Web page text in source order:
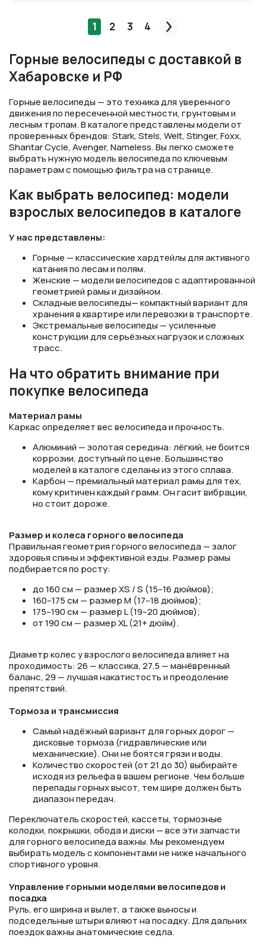
1 2 3 4 След.
Горные велосипеды с доставкой в
Хабаровске и РФ
Горные велосипеды — это техника для уверенного
движения по пересеченной местности, грунтовым и
лесным тропам. В каталоге представлены модели от
проверенных брендов: Stark, Stels, Welt, Stinger, Foxx,
Shantar Cycle, Avenger, Nameless. Вы легко сможете
выбрать нужную модель велосипеда по ключевым
параметрам с помощью фильтра на странице.
Как выбрать велосипед: модели
взрослых велосипедов в каталоге
У нас представлены:
Горные — классические хардтейлы для активного
катания по лесам и полям.
Женские — модели велосипедов с адаптированной
геометрией рамы и дизайном.
Складные велосипеды— компактный вариант для
хранения в квартире или перевозки в транспорте.
Экстремальные велосипеды — усиленные
конструкции для серьёзных нагрузок и сложных
трасс.
На что обратить внимание при
покупке велосипеда
Материал рамы
Каркас определяет вес велосипеда и прочность.
Алюминий — золотая середина: лёгкий, не боится
коррозии, доступный по цене. Большинство
моделей в каталоге сделаны из этого сплава.
Карбон — премиальный материал рамы для тех,
кому критичен каждый грамм. Он гасит вибрации,
но стоит дороже.
Размер и колеса горного велосипеда
Правильная геометрия горного велосипеда — залог
здоровья спины и эффективной езды. Размер рамы
подбирается по росту:
до 160 см — размер XS / S (15–16 дюймов);
160–175 см — размер M (17–18 дюймов);
175–190 см — размер L (19–20 дюймов);
от 190 см — размер XL (21+ дюйм).
Диаметр колес у взрослого велосипеда влияет на
проходимость: 26 — классика, 27.5 — манёвренный
баланс, 29 — лучшая накатистость и преодоление
препятствий.
Тормоза и трансмиссия
Самый надёжный вариант для горных дорог —
дисковые тормоза (гидравлические или
механические). Они не боятся грязи и воды.
Количество скоростей (от 21 до 30) выбирайте
исходя из рельефа в вашем регионе. Чем больше
перепады горных высот, тем шире должен быть
диапазон передач.
Переключатель скоростей, кассеты, тормозные
колодки, покрышки, обода и диски — все эти запчасти
для горного велосипеда важны. Мы рекомендуем
выбирать модель с компонентами не ниже начального
спортивного уровня.
Управление горными моделями велосипедов и
посадка
Руль, его ширина и вылет, а также выносы и
подседельные штыри влияют на посадку. Для дальних
поездок важны анатомические седла.